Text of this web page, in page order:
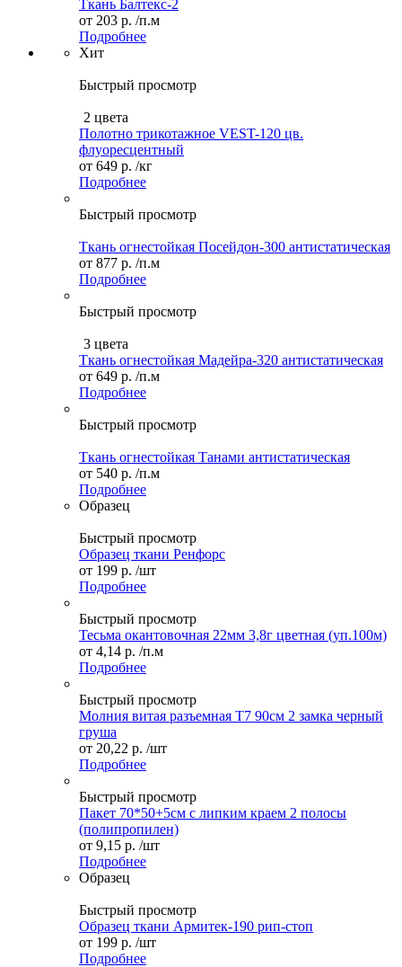
Ткань Балтекс-2
от 203 р. /п.м
Подробнее
Хит
Быстрый просмотр
2 цвета
Полотно трикотажное VEST-120 цв.
флуоресцентный
от 649 р. /кг
Подробнее
Быстрый просмотр
Ткань огнестойкая Посейдон-300 антистатическая
от 877 р. /п.м
Подробнее
Быстрый просмотр
3 цвета
Ткань огнестойкая Мадейра-320 антистатическая
от 649 р. /п.м
Подробнее
Быстрый просмотр
Ткань огнестойкая Танами антистатическая
от 540 р. /п.м
Подробнее
Образец
Быстрый просмотр
Образец ткани Ренфорс
от 199 р. /шт
Подробнее
Быстрый просмотр
Тесьма окантовочная 22мм 3,8г цветная (уп.100м)
от 4,14 р. /п.м
Подробнее
Быстрый просмотр
Молния витая разъемная Т7 90см 2 замка черный
груша
от 20,22 р. /шт
Подробнее
Быстрый просмотр
Пакет 70*50+5см с липким краем 2 полосы
(полипропилен)
от 9,15 р. /шт
Подробнее
Образец
Быстрый просмотр
Образец ткани Армитек-190 рип-стоп
от 199 р. /шт
Подробнее